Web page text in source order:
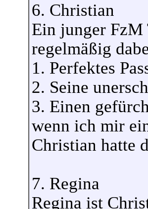
6. Christian
Ein junger FzM
regelmäßig
1. Perfektes
2. Seine
3. Einen
wenn ich mir
Christian hatte
7. Regina
Regina ist